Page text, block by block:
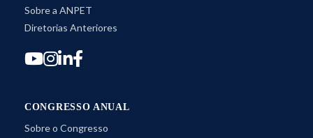
Sobre a ANPET
Diretorias Anteriores
CONGRESSO ANUAL
Sobre o Congresso